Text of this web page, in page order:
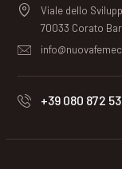
Viale dello
70033 Corato
+39 080 872